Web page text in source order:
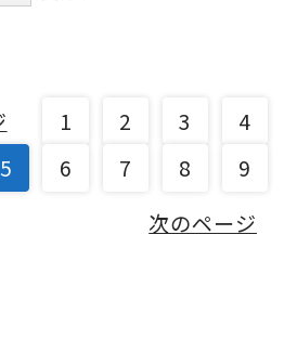
1 2 3
4
5
6 7 8
9
次のページ